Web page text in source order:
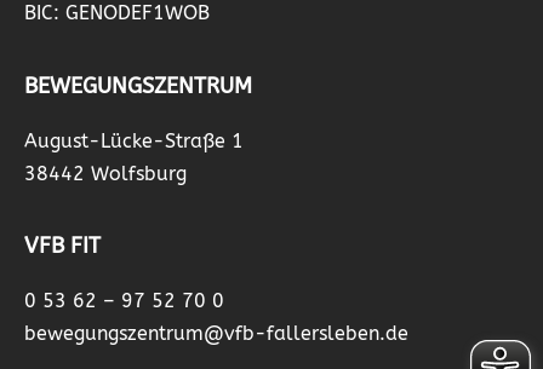
BIC: GENODEF1WOB
BEWEGUNGSZENTRUM
August-Lücke-Straße 1
38442 Wolfsburg
VFB FIT
0 53 62 – 97 52 70 0
bewegungszentrum@vfb-fallersleben.de